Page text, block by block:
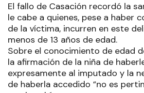
El fallo de Casación recordó la
le cabe a quienes, pese a haber
de la víctima, incurren en este
menos de 13 años de edad.
Sobre el conocimiento de edad
la afirmación de la niña de
expresamente al imputado y la
de haberla accedido “no es